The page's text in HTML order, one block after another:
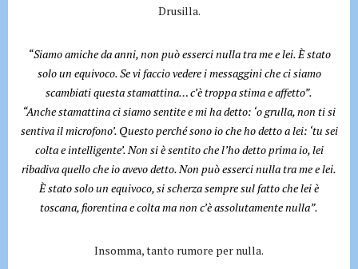
Drusilla.
“Siamo amiche da anni, non può esserci nulla tra me e lei. È stato
solo un equivoco. Se vi faccio vedere i messaggini che ci siamo
scambiati questa stamattina… c’è troppa stima e affetto”.
“Anche stamattina ci siamo sentite e mi ha detto: ‘o grulla, non ti si
sentiva il microfono’. Questo perché sono io che ho detto a lei: ‘tu sei
colta e intelligente’. Non si è sentito che l’ho detto prima io, lei
ribadiva quello che io avevo detto. Non può esserci nulla tra me e lei.
È stato solo un equivoco, si scherza sempre sul fatto che lei è
toscana, fiorentina e colta ma non c’è assolutamente nulla”.
Insomma, tanto rumore per nulla.